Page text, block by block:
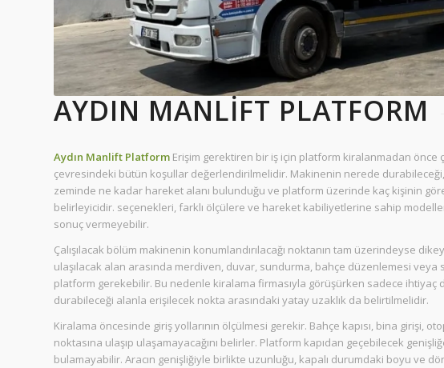
AYDIN MANLIFT PLATFORM
Aydın Manlift Platform Erişim gerektiren bir iş için platform kiralanmadan önce
çevresindeki bütün koşullar değerlendirilmelidir. Makinenin nerede durabileceği,
zeminde ne kadar hareket alanı bulunduğu ve platform üzerinde kaç kişinin
belirleyicidir. seçenekleri, farklı ölçülere ve hareket kabiliyetlerine sahip
sonuç vermeyebilir.
Çalışılacak bölüm makinenin konumlandırılacağı noktanın tam üzerindeyse
ulaşılacak alan arasında merdiven, duvar, sundurma, bahçe düzenlemesi
platform gerekebilir. Bu nedenle kiralama firmasıyla görüşürken sadece ihtiyaç
durabileceği alanla erişilecek nokta arasındaki yatay uzaklık da belirtilmelidir.
Kiralama öncesinde giriş yollarının ölçülmesi gerekir. Bahçe kapısı, bina girişi,
noktasına ulaşıp ulaşamayacağını belirler. Platform kapıdan geçebilecek
bulamayabilir. Aracın genişliğiyle birlikte uzunluğu, kapalı durumdaki boyu ve